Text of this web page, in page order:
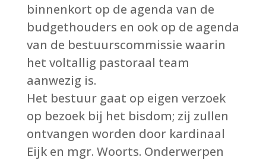
binnenkort op de agenda van de
budgethouders en ook op de agenda
van de bestuurscommissie waarin
het voltallig pastoraal team
aanwezig is.
Het bestuur gaat op eigen verzoek
op bezoek bij het bisdom; zij zullen
ontvangen worden door kardinaal
Eijk en mgr. Woorts. Onderwerpen